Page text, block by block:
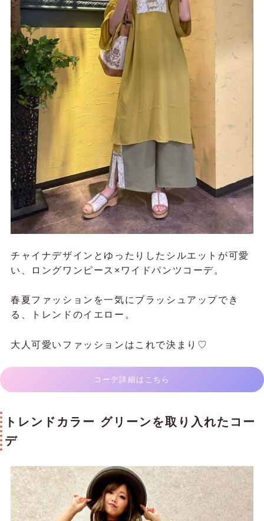
チャイナデザインとゆったりしたシルエットが可愛
い、ロングワンピース×ワイドパンツコーデ。
春夏ファッションを一気にブラッシュアップでき
る、トレンドのイエロー。
大人可愛いファッションはこれで決まり♡
コーデ詳細はこちら
トレンドカラー グリーンを取り入れたコー
デ